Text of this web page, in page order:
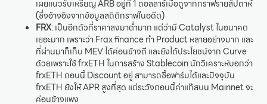
เผยแนวรับเหรียญ ARB อยู่ที่ 1 ดอลลาร์เมื่อดูจากกราฟรายสัปดาห์
(ซึ่งอ้างอิงจากข้อมูลสถิติกราฟในอดีต)
FRX: เป็นอีกตัวที่ราคาลงมาต่ำมาก แต่ว่ามี Catalyst ในอนาคต
เยอะมาก เพราะว่า Frax finance ทำ Product หลายอย่างมาก และ
ที่ผ่านมาก็เก็บ MEV ได้ค่อนข้างดี และยังได้ประโยชน์จาก Curve
ด้วยเพราะใช้ frxETH ในการสร้าง Stablecoin นักวิเคราะห์บอกว่า
frxETH ตอนนี้ Discount อยู่ สามารถซื้อฟาร์มได้และปัจจุบัน
frxETH ยังให้ APR สูงที่สุด แต่ระวังตอนนี้ค่าแก๊สบน Mainnet จะ
ค่อนข้างแพง